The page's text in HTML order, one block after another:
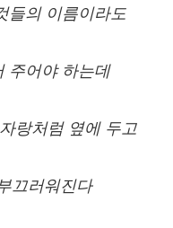
들의 이름이라도
주어야 하는데
랑처럼 옆에 두고
끄러워진다